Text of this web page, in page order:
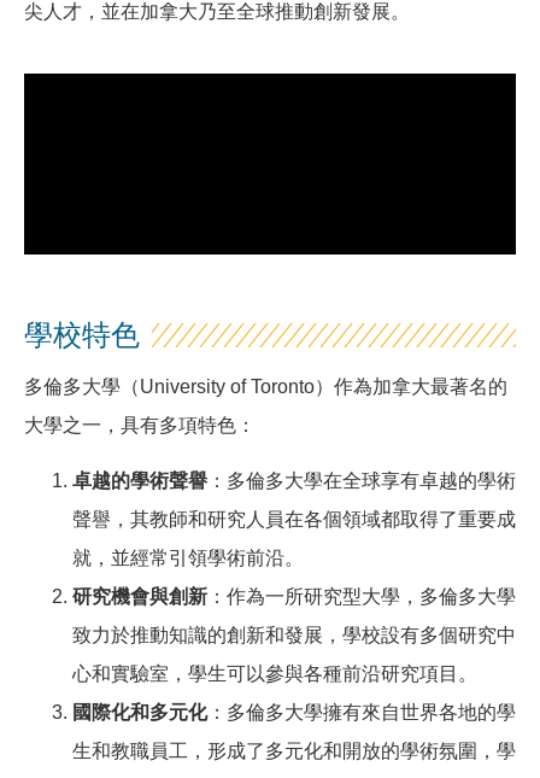
尖人才，並在加拿大乃至全球推動創新發展。
學校特色
多倫多大學（University of Toronto）作為加拿大最著名的
大學之一，具有多項特色：
卓越的學術聲譽 ：多倫多大學在全球享有卓越的學術
聲譽，其教師和研究人員在各個領域都取得了重要成
就，並經常引領學術前沿。
研究機會與創新 ：作為一所研究型大學，多倫多大學
致力於推動知識的創新和發展，學校設有多個研究中
心和實驗室，學生可以參與各種前沿研究項目。
國際化和多元化：多倫多大學擁有來自世界各地的學
生和教職員工，形成了多元化和開放的學術氛圍，學